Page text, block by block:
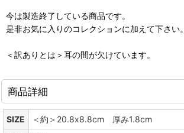
今は製造終了している商品です。
是非お気に入りのコレクションに加えて下さい。
＜訳ありとは＞耳の間が欠けています。
商品詳細
SIZE
＜約＞20.8x8.8cm 厚み1.8cm